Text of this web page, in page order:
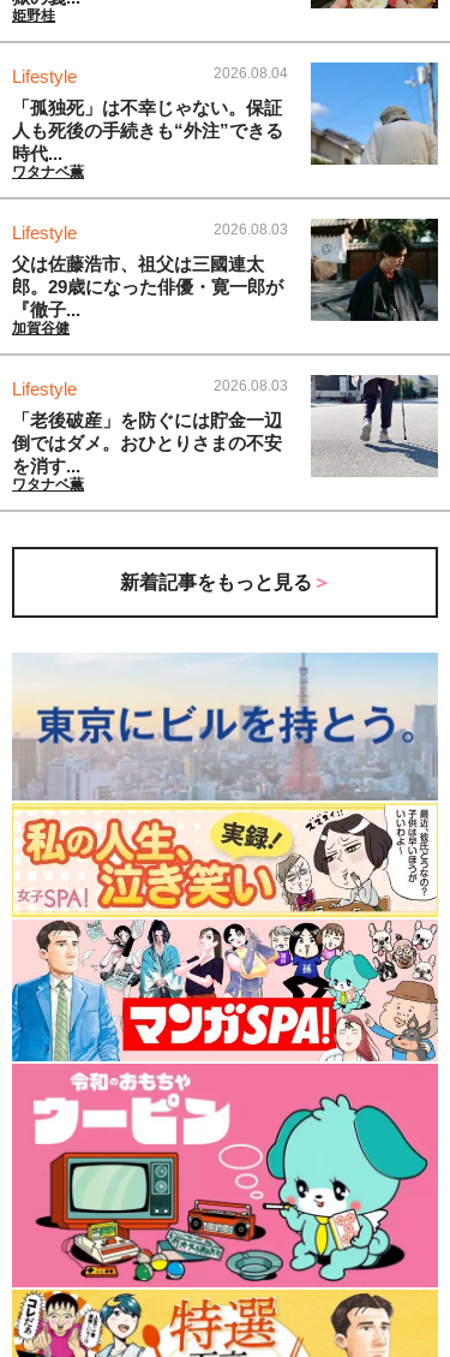
姫野桂
Lifestyle 2026.08.04
「孤独死」は不幸じゃない。保証
人も死後の手続きも“外注”できる
時代...
ワタナベ薫
Lifestyle 2026.08.03
父は佐藤浩市、祖父は三國連太
郎。29歳になった俳優・寛一郎が
『徹子...
加賀谷健
Lifestyle 2026.08.03
「老後破産」を防ぐには貯金一辺
倒ではダメ。おひとりさまの不安
を消す...
ワタナベ薫
新着記事をもっと見る